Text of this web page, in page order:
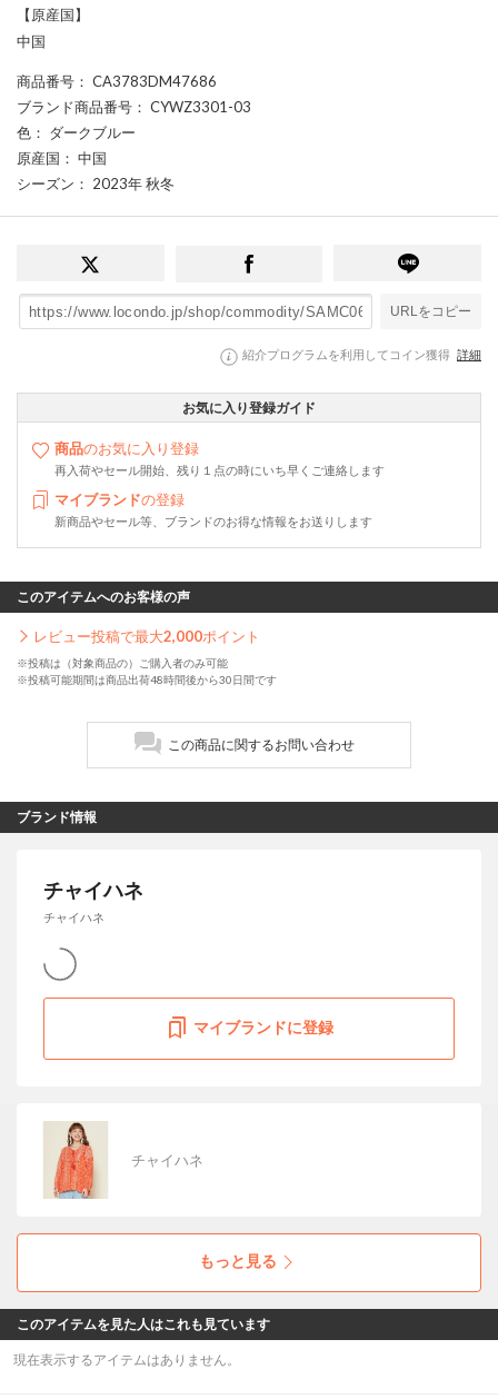
【原産国】
中国
商品番号 ： CA3783DM47686
ブランド商品番号 ： CYWZ3301-03
色 ： ダークブルー
原産国 ： 中国
シーズン ： 2023年 秋冬
URLをコピー
紹介プログラムを利用してコイン獲得 詳細
お気に入り登録ガイド
商品のお気に入り登録
再入荷やセール開始、残り１点の時にいち早くご連絡します
マイブランドの登録
新商品やセール等、ブランドのお得な情報をお送りします
このアイテムへのお客様の声
レビュー投稿で最大2,000ポイント
※投稿は（対象商品の）ご購入者のみ可能
※投稿可能期間は商品出荷48時間後から30日間です
この商品に関するお問い合わせ
ブランド情報
チャイハネ
チャイハネ
マイブランドに登録
チャイハネ
もっと見る
このアイテムを見た人はこれも見ています
現在表示するアイテムはありません。